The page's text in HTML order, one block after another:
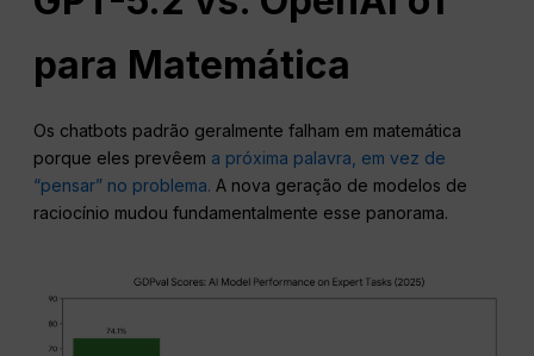
para Matemática
Os chatbots padrão geralmente falham em matemática
porque eles prevêem a próxima palavra, em vez de
“pensar” no problema. A nova geração de modelos de
raciocínio mudou fundamentalmente esse panorama.